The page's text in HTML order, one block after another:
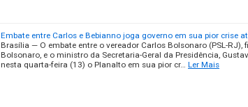
Embate entre Carlos e Bebianno joga governo em sua pior crise
Brasília — O embate entre o vereador Carlos Bolsonaro (PSL-RJ),
Bolsonaro, e o ministro da Secretaria-Geral da Presidência,
nesta quarta-feira (13) o Planalto em sua pior cr…
Ler Mais